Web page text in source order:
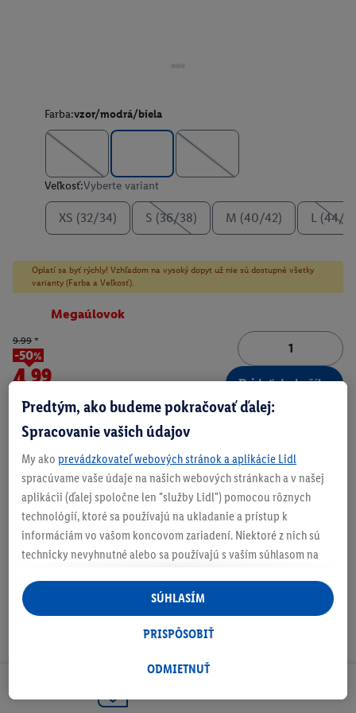
Farba:vzor/modrá/biela
Veľkosť:Vyberte variant
XS (32/34) S (36/38) M (40/42) L (44/
Oplatí sa byť rýchly! Vzhľadom na vysoký dopyt už nie sú dostupné všetky
varianty (Farba a Veľkosť).
Megaúlovok
9.99 *
-50%
4.99
vrát. DPH
* Najnižšia cena za posledných 30 dní
Doručenie
Pridať do košíka
Číslo produktu: 100389878
O produkte
Predtým, ako budeme pokračovať ďalej:
Spracovanie vašich údajov
My ako prevádzkovateľ webových stránok a aplikácie Lidl
spracúvame vaše údaje na našich webových stránkach a v našej
aplikácii (ďalej spoločne len "služby Lidl") pomocou rôznych
technológií, ktoré sa používajú na ukladanie a prístup k
informáciám vo vašom koncovom zariadení. Niektoré z nich sú
technicky nevyhnutné alebo sa používajú s vaším súhlasom na
personalizovanú reklamu v rámci služieb Lidl aj mimo nich. Ak
ste účastníkom programu Lidl Plus, na tieto účely sa spracúvajú
aj údaje z vášho nákupného správania v obchode.
následne si vytvoríte účet Lidl Plus alebo sa prihlásite do svojho
tiež vytvoriť špeciálny online identifikátor z e-mailovej adresy,
ODMIETNUŤ
PRISPÔSOBIŤ
SÚHLASÍM